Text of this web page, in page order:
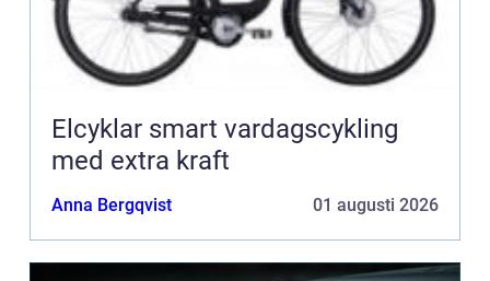
Elcyklar smart vardagscykling
med extra kraft
Anna Bergqvist 01 augusti 2026